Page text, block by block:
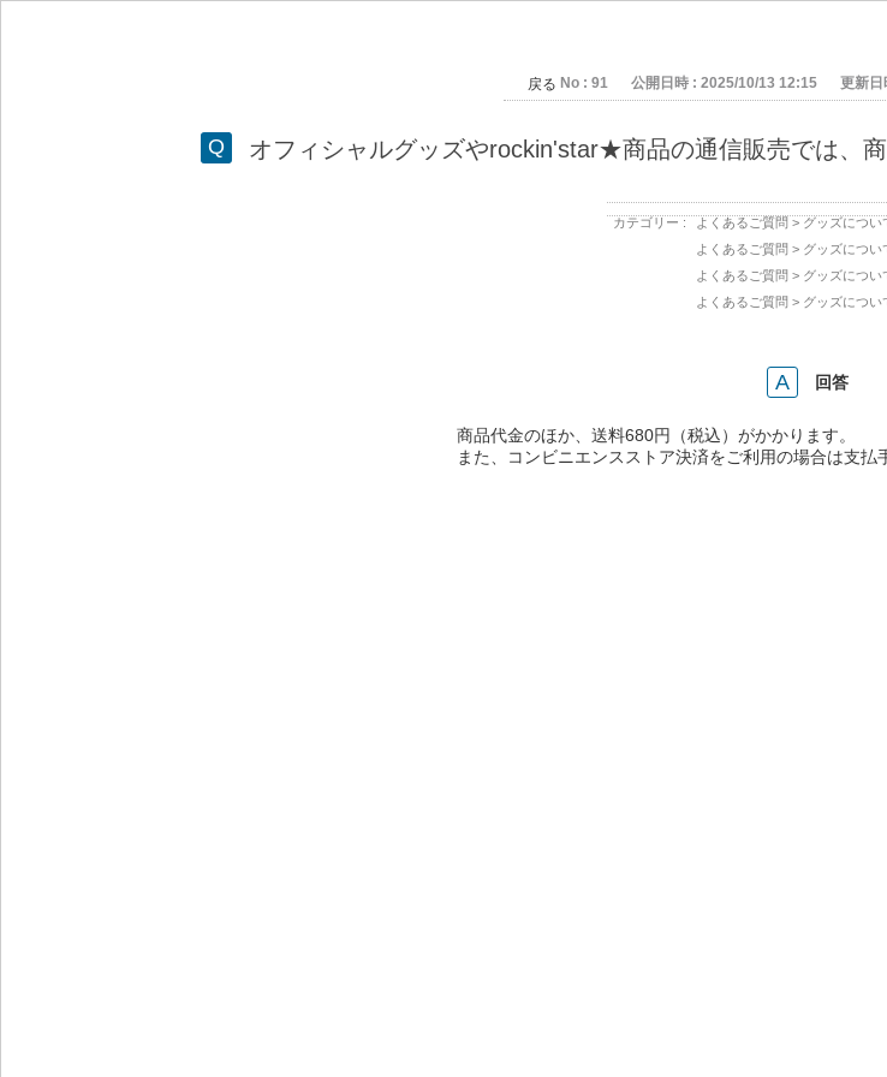
戻る No : 91 公開日時 : 2025/10/13 12:15 更新
オフィシャルグッズやrockin'star★商品の通信販売では、
カテゴリー : よくあるご質問 > グッズについ
よくあるご質問 > グッズについ
よくあるご質問 > グッズについ
よくあるご質問 > グッズについ
回答
商品代金のほか、送料680円（税込）がかかります。
また、コンビニエンスストア決済をご利用の場合は支払